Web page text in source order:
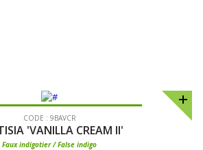
CODE : 9BAVCR
'VANILLA CREAM II'
Faux indigotier / False indigo